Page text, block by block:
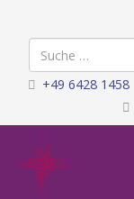
Suchen
+49 6428 1458